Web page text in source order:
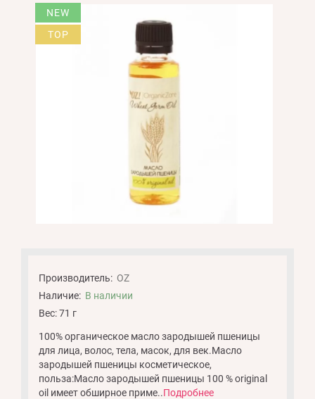
NEW
TOP
Производитель: OZ
Наличие: В наличии
Вес: 71 г
100% органическое масло зародышей пшеницы
для лица, волос, тела, масок, для век.Масло
зародышей пшеницы косметическое,
польза:Масло зародышей пшеницы 100 % original
oil имеет обширное приме..Подробнее